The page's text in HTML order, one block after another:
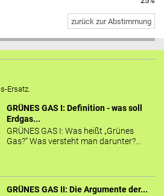
zurück zur Abstimmung
Ersatz.
GRÜNES GAS I: Definition - was soll
Erdgas...
GRÜNES GAS I: Was heißt „Grünes
Gas?“ Was versteht man darunter?...
GRÜNES GAS II: Die Argumente der...